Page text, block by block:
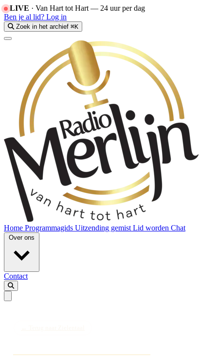
LIVE · Van Hart tot Hart — 24 uur per dag
Ben je al lid? Log in
Zoek in het archief ⌘K
Home Programmagids Uitzending gemist Lid worden Chat
Over ons
Contact